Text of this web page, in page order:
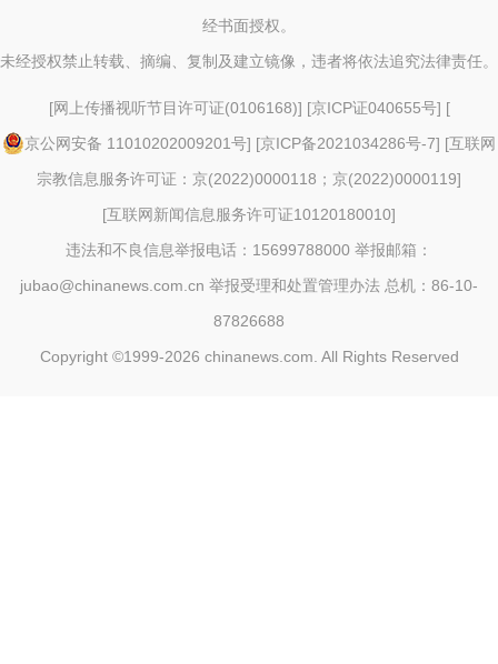
经书面授权。
未经授权禁止转载、摘编、复制及建立镜像，违者将依法追究法律责任。
[网上传播视听节目许可证(0106168)] [京ICP证040655号] [
京公网安备 11010202009201号] [京ICP备2021034286号-7] [互联网
宗教信息服务许可证：京(2022)0000118；京(2022)0000119]
[互联网新闻信息服务许可证10120180010]
违法和不良信息举报电话：15699788000 举报邮箱：
jubao@chinanews.com.cn 举报受理和处置管理办法 总机：86-10-
87826688
Copyright ©1999-2026 chinanews.com. All Rights Reserved